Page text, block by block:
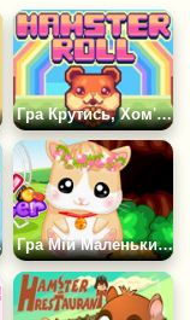
Гра Крутись, Хом'як
Гра Мій Маленький Хом'ячок